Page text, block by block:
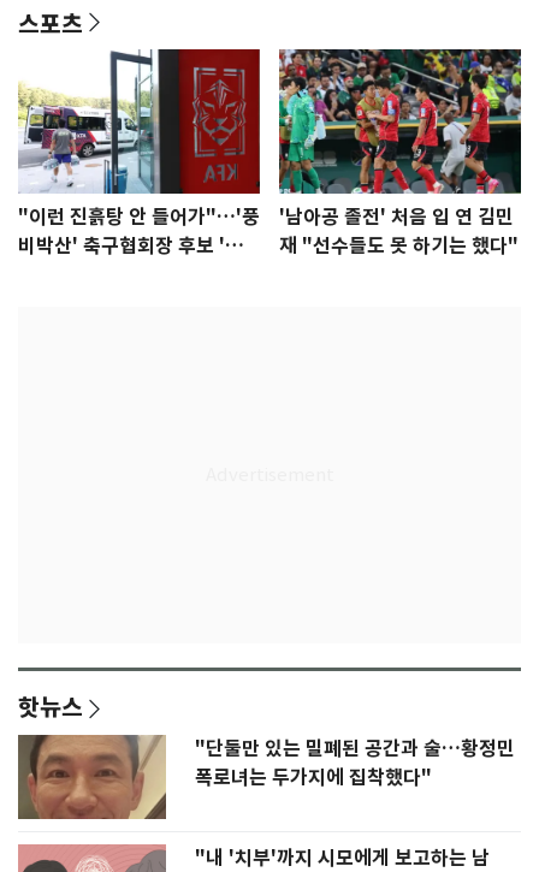
스포츠
"이런 진흙탕 안 들어가"…'풍
비박산' 축구협회장 후보 '실
'남아공 졸전' 처음 입 연 김민
재 "선수들도 못 하기는 했다"
핫뉴스
"단둘만 있는 밀폐된 공간과 술…황정민
폭로녀는 두가지에 집착했다"
"내 '치부'까지 시모에게 보고하는 남